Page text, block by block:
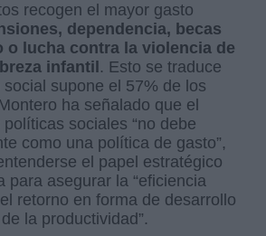
recogen el mayor gasto
dependencia, becas
o lucha contra la violencia de
infantil. Esto se traduce
supone el 57% de los
ha señalado que el
sociales “no debe
como una política de gasto”,
el papel estratégico
para asegurar la “eficiencia
retorno en forma de desarrollo
la productividad”.